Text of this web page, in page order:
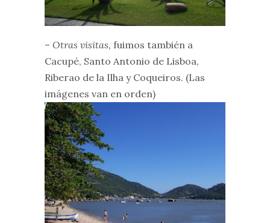
– Otras visitas, fuimos también a
Cacupé, Santo Antonio de Lisboa,
Riberao de la Ilha y Coqueiros. (Las
imágenes van en orden)